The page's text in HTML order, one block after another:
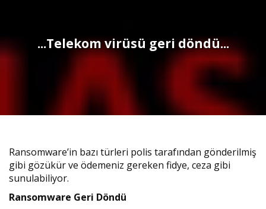
...Telekom virüsü geri döndü...
Ransomware’in bazı türleri polis tarafından gönderilmiş
gibi gözükür ve ödemeniz gereken fidye, ceza gibi
sunulabiliyor.
Ransomware Geri Döndü